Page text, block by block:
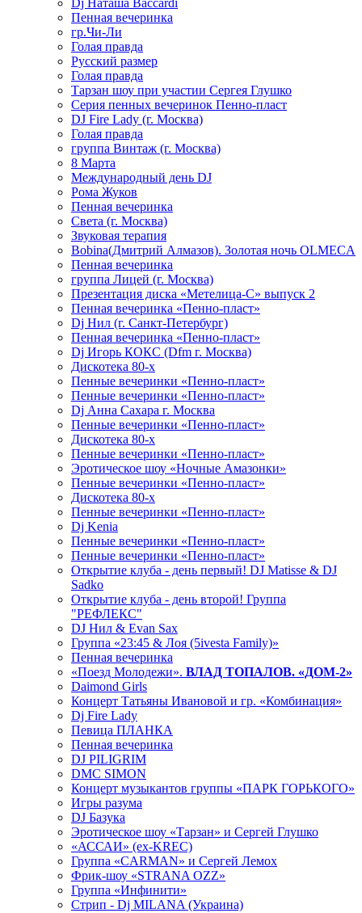
Dj Наташа Baccardi
Пенная вечеринка
гр.Чи-Ли
Голая правда
Русский размер
Голая правда
Тарзан шоу при участии Сергея Глушко
Серия пенных вечеринок Пенно-пласт
DJ Fire Lady (г. Москва)
Голая правда
группа Винтаж (г. Москва)
8 Марта
Международный день DJ
Рома Жуков
Пенная вечеринка
Света (г. Москва)
Звуковая терапия
Bobina(Дмитрий Алмазов). Золотая ночь OLMECA
Пенная вечеринка
группа Лицей (г. Москва)
Презентация диска «Метелица-С» выпуск 2
Пенная вечеринка «Пенно-пласт»
Dj Нил (г. Санкт-Петербург)
Пенная вечеринка «Пенно-пласт»
Dj Игорь КОКС (Dfm г. Москва)
Дискотека 80-х
Пенные вечеринки «Пенно-пласт»
Пенные вечеринки «Пенно-пласт»
Dj Анна Сахара г. Москва
Пенные вечеринки «Пенно-пласт»
Дискотека 80-х
Пенные вечеринки «Пенно-пласт»
Эротическое шоу «Ночные Амазонки»
Пенные вечеринки «Пенно-пласт»
Дискотека 80-х
Пенные вечеринки «Пенно-пласт»
Dj Kenia
Пенные вечеринки «Пенно-пласт»
Пенные вечеринки «Пенно-пласт»
Открытие клуба - день первый! DJ Matisse & DJ
Sadko
Открытие клуба - день второй! Группа
"РЕФЛЕКС"
DJ Нил & Evan Sax
Группа «23:45 & Лоя (5ivesta Family)»
Пенная вечеринка
«Поезд Молодежи». ВЛАД ТОПАЛОВ. «ДОМ-2»
Daimond Girls
Концерт Татьяны Ивановой и гр. «Комбинация»
Dj Fire Lady
Певица ПЛАНКА
Пенная вечеринка
DJ PILIGRIM
DMC SIMON
Концерт музыкантов группы «ПАРК ГОРЬКОГО»
Игры разума
DJ Базука
Эротическое шоу «Тарзан» и Сергей Глушко
«АССАИ» (ex-KREC)
Группа «CARMAN» и Сергей Лемох
Фрик-шоу «STRANA OZZ»
Группа «Инфинити»
Стрип - Dj MILANA (Украина)